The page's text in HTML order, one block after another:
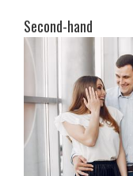
Second-hand